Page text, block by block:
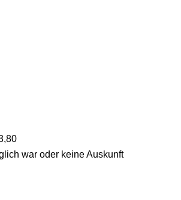
war oder keine Auskunft